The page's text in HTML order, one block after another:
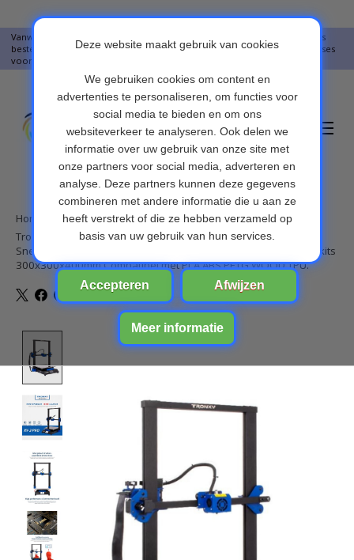
Vanwege vakantie worden er op moment geen pakketjes verstuurd. Alles
bestellingen vanaf 09-07-2026 word op 10-08-2026 verzonden. Onze excuses
voor het ongemak. Bedankt voor u begrip.
Verlanglijst
Home
Tronxy XY-3 Pro 3D-printer Ultrastil moederbord Titan Extruder
Snelle montage Automatische nivellering Hervat afdrukken 3D-kits
300x300x400mm Compatibel met PLA ABS PETG WOOD TPU.
Product image slideshow Items